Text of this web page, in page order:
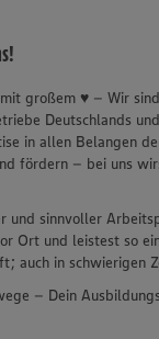
großem ♥ – Wir
Deutschlands
in allen Belangen
fördern – bei uns
und sinnvoller
Ort und leistest so
auch in schwierigen
– Dein